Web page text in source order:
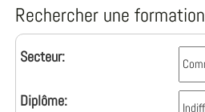
Rechercher une formation
Secteur:
Diplôme: